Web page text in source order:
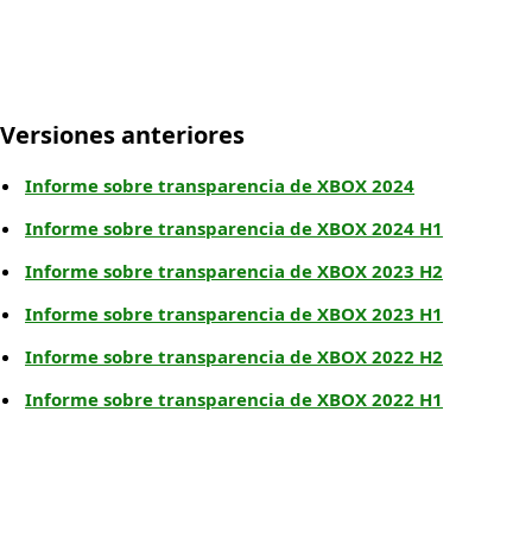
Versiones anteriores
Informe sobre transparencia de XBOX 2024
Informe sobre transparencia de XBOX 2024 H1
Informe sobre transparencia de XBOX 2023 H2
Informe sobre transparencia de XBOX 2023 H1
Informe sobre transparencia de XBOX 2022 H2
Informe sobre transparencia de XBOX 2022 H1